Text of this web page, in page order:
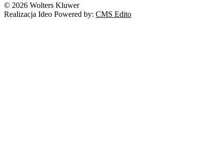
© 2026 Wolters Kluwer
Realizacja Ideo Powered by: CMS Edito